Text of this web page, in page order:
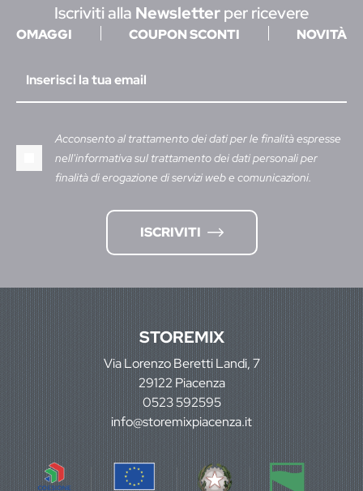
Iscriviti alla Newsletterper ricevere
OMAGGI COUPON SCONTI NOVITÀ
Acconsento al trattamento dei dati per le finalità espresse
nell'informativa sul trattamento dei dati personali per
finalità di erogazione di servizi web e comunicazioni.
ISCRIVITI
STOREMIX
Via Lorenzo Beretti Landi, 7
29122 Piacenza
0523 592595
info@storemixpiacenza.it